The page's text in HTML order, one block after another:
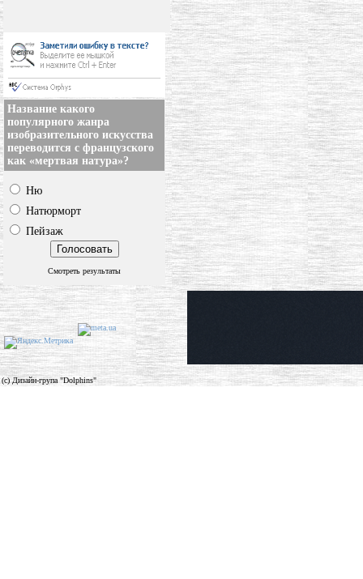
Название какого
популярного жанра
изобразительного искусства
переводится с французского
как «мертвая натура»?
Ню
Натюрморт
Пейзаж
Смотреть результаты
(c) Дизайн-група "Dolphins"